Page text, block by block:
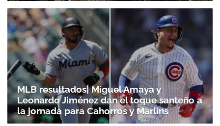
MLB resultados| Miguel Amaya y
Leonardo Jiménez dan el toque santeño a
la jornada para Cahorros y Marlins